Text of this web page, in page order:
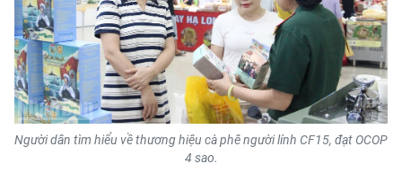
Media Pháp luật
Media Du lịch
Media Thế giới
Media Thể thao
Người dân tìm hiểu về thương hiệu cà phê người lính CF15, đạt OCOP
4 sao.